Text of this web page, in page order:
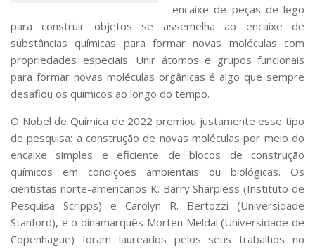
Serviços
Bibliotecas
Apoio ao Estudante
Segurança, Trânsito e Prevenção
RH, Administrativo e Financeiro
Outros serviços
Comunicação
Assessorias e Mídias
Aplicativos e Sites
Jornal da USP
Agenda de Eventos
Defesa de Teses
encaixe de peças de lego
para construir objetos se assemelha ao encaixe de
substâncias químicas para formar novas moléculas com
propriedades especiais. Unir átomos e grupos funcionais
para formar novas moléculas orgânicas é algo que sempre
desafiou os químicos ao longo do tempo.
O Nobel de Química de 2022 premiou justamente esse tipo
de pesquisa: a construção de novas moléculas por meio do
encaixe simples e eficiente de blocos de construção
químicos em condições ambientais ou biológicas. Os
cientistas norte-americanos K. Barry Sharpless (Instituto de
Pesquisa Scripps) e Carolyn R. Bertozzi (Universidade
Stanford), e o dinamarquês Morten Meldal (Universidade de
Copenhague) foram laureados pelos seus trabalhos no